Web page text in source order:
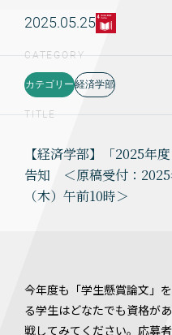
2025.05.25
CATEGORY
カテゴリー 経済学部
TITLE
【経済学部】「2025年
告知 ＜原稿受付：2025
（木）午前10時＞
今年度も「学生懸賞論文」
る学生はどなたでも資格が
戦してみてください。応募